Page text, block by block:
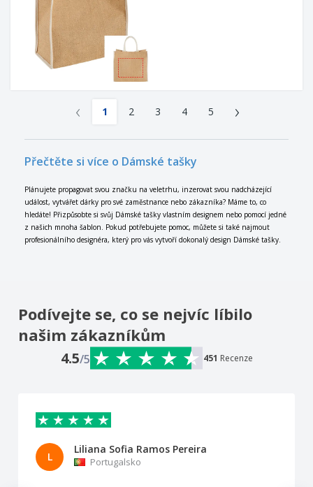
‹ 1 2 3 4 5 ›
Přečtěte si více o Dámské tašky
Plánujete propagovat svou značku na veletrhu, inzerovat svou nadcházející
událost, vytvářet dárky pro své zaměstnance nebo zákazníka? Máme to, co
hledáte! Přizpůsobte si svůj Dámské tašky vlastním designem nebo pomocí jedné
z našich mnoha šablon. Pokud potřebujete pomoc, můžete si také najmout
profesionálního designéra, který pro vás vytvoří dokonalý design Dámské tašky.
Podívejte se, co se nejvíc líbilo
našim zákazníkům
4.5/5 451 Recenze
L
Liliana Sofia Ramos Pereira
Portugalsko